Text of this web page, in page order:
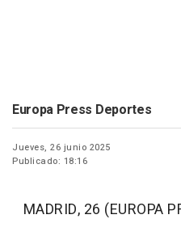
Europa Press Deportes
Jueves, 26 junio 2025
Publicado: 18:16
MADRID, 26 (EUROPA